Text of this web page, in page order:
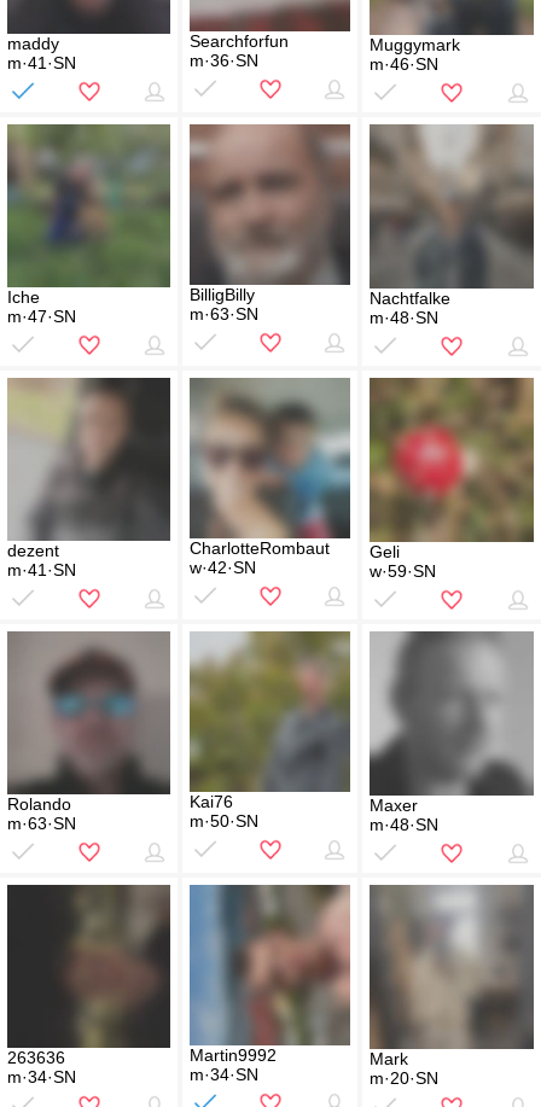
maddy
m·41·SN
Searchforfun
m·36·SN
Muggymark
m·46·SN
Iche
m·47·SN
BilligBilly
m·63·SN
Nachtfalke
m·48·SN
dezent
m·41·SN
CharlotteRombaut
w·42·SN
Geli
w·59·SN
Rolando
m·63·SN
Kai76
m·50·SN
Maxer
m·48·SN
263636
m·34·SN
Martin9992
m·34·SN
Mark
m·20·SN